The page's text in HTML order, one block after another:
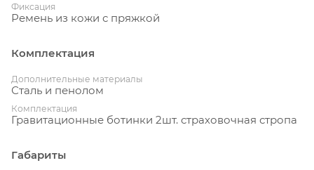
Фиксация
Ремень из кожи с пряжкой
Комплектация
Дополнительные материалы
Сталь и пенолом
Комплектация
Гравитационные ботинки 2шт. страховочная стропа
Габариты